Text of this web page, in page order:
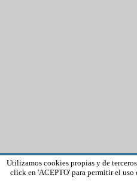
Utilizamos cookies propias y de
click en 'ACEPTO' para permitir el uso